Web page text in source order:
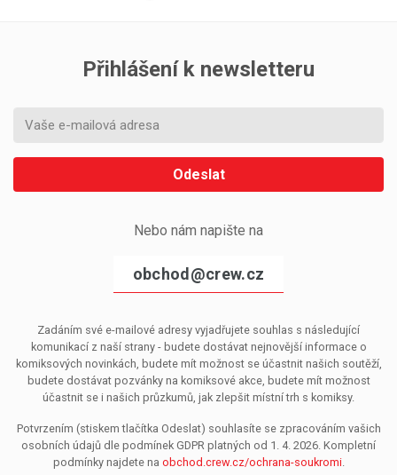
Přihlášení k newsletteru
Odeslat
Nebo nám napište na
obchod@crew.cz
Zadáním své e-mailové adresy vyjadřujete souhlas s následující
komunikací z naší strany - budete dostávat nejnovější informace o
komiksových novinkách, budete mít možnost se účastnit našich soutěží,
budete dostávat pozvánky na komiksové akce, budete mít možnost
účastnit se i našich průzkumů, jak zlepšit místní trh s komiksy.
Potvrzením (stiskem tlačítka Odeslat) souhlasíte se zpracováním vašich
osobních údajů dle podmínek GDPR platných od 1. 4. 2026. Kompletní
podmínky najdete na obchod.crew.cz/ochrana-soukromi.